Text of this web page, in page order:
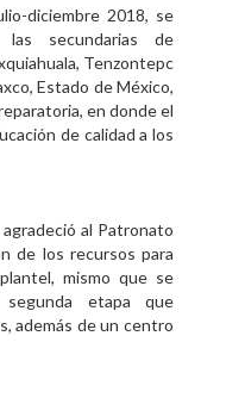
diciembre 2018, se
secundarias de
Tenzontepc
Estado de México,
en donde el
de calidad a los
al Patronato
de los recursos para
mismo que se
etapa que
además de un centro